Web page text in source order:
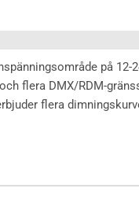
på
flera DMX/RDM-
flera